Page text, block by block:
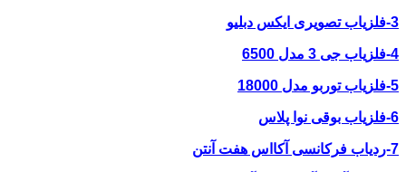
3-فلزیاب تصویری ایکس دبلیو
4-فلزیاب جی 3 مدل 6500
5-فلزیاب توربو مدل 18000
6-فلزیاب بوقی نوا پلاس
7-ردیاب فرکانسی آکااس هفت آنتن